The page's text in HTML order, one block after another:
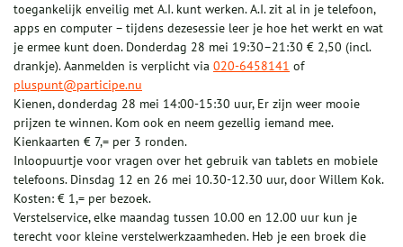
toegankelijk enveilig met A.I. kunt werken. A.I. zit al in je telefoon,
apps en computer – tijdens dezesessie leer je hoe het werkt en wat
je ermee kunt doen. Donderdag 28 mei 19:30–21:30 € 2,50 (incl.
drankje). Aanmelden is verplicht via 020-6458141 of
pluspunt@participe.nu
Kienen, donderdag 28 mei 14:00-15:30 uur, Er zijn weer mooie
prijzen te winnen. Kom ook en neem gezellig iemand mee.
Kienkaarten € 7,= per 3 ronden.
Inloopuurtje voor vragen over het gebruik van tablets en mobiele
telefoons. Dinsdag 12 en 26 mei 10.30-12.30 uur, door Willem Kok.
Kosten: € 1,= per bezoek.
Verstelservice, elke maandag tussen 10.00 en 12.00 uur kun je
terecht voor kleine verstelwerkzaamheden. Heb je een broek die